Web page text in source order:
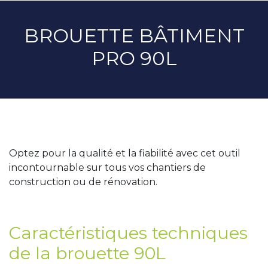
BROUETTE BÂTIMENT
PRO 90L
Optez pour la qualité et la fiabilité avec cet outil
incontournable sur tous vos chantiers de
construction ou de rénovation.
Caractéristiques techniques
de la brouette 90L